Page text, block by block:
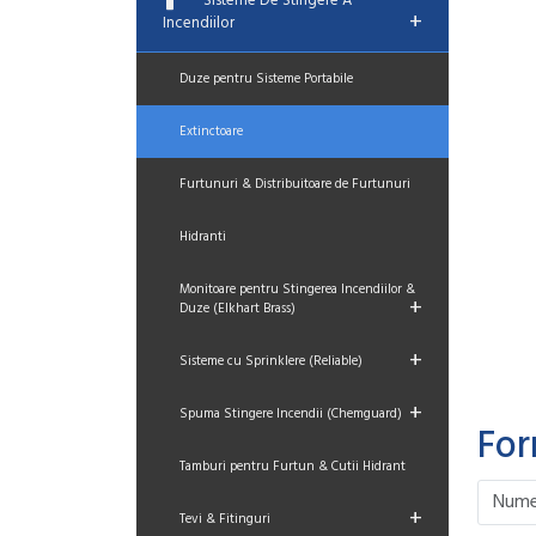
Incendiilor
+
Duze pentru Sisteme Portabile
Extinctoare
Furtunuri & Distribuitoare de Furtunuri
Hidranti
Monitoare pentru Stingerea Incendiilor &
Duze (Elkhart Brass)
+
Sisteme cu Sprinklere (Reliable) +
Spuma Stingere Incendii (Chemguard) +
Tamburi pentru Furtun & Cutii Hidrant
Tevi & Fitinguri +
Please
Please
Please
Please